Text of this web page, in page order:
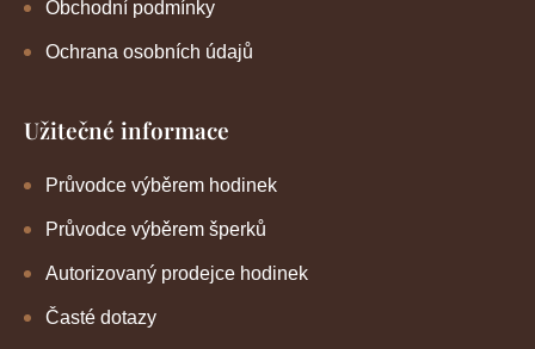
Obchodní podmínky
Ochrana osobních údajů
Užitečné informace
Průvodce výběrem hodinek
Průvodce výběrem šperků
Autorizovaný prodejce hodinek
Časté dotazy